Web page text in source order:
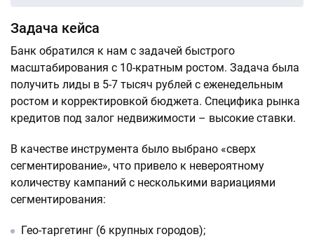
Задача кейса
Банк обратился к нам с задачей быстрого
масштабирования с 10-кратным ростом. Задача была
получить лиды в 5-7 тысяч рублей с еженедельным
ростом и корректировкой бюджета. Специфика рынка
кредитов под залог недвижимости – высокие ставки.
В качестве инструмента было выбрано «сверх
сегментирование», что привело к невероятному
количеству кампаний с несколькими вариациями
сегментирования:
Гео-таргетинг (6 крупных городов);